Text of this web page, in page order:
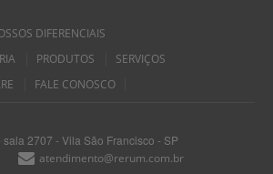
DIFERENCIAIS
PRODUTOS
SERVIÇOS
FALE CONOSCO
2707 - Vila São Francisco - SP
atendimento@rerum.com.br